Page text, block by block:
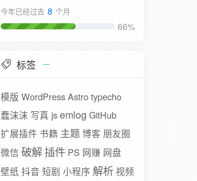
今年已经过去 8 个月
66%
标签
模版 WordPressAstrotypecho
蠢沫沫 写真 jsemlog GitHub
扩展插件 书籍 主题博客 朋友圈
微信 破解插件 PS 网赚 网盘
壁纸 抖音 短剧 小程序 解析视频